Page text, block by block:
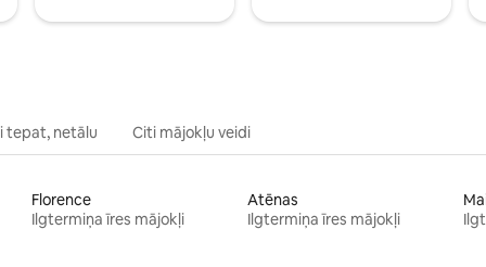
tepat, netālu Citi mājokļu veidi
Florence
Ilgtermiņa īres mājokļi
Atēnas
Ilgtermiņa īres mājokļi